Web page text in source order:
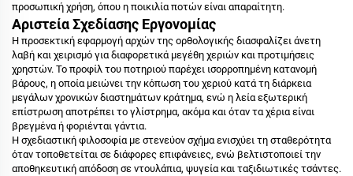
προσωπική χρήση, όπου η ποικιλία ποτών είναι απαραίτητη.
Αριστεία Σχεδίασης Εργονομίας
Η προσεκτική εφαρμογή αρχών της ορθολογικής διασφαλίζει άνετη
λαβή και χειρισμό για διαφορετικά μεγέθη χεριών και προτιμήσεις
χρηστών. Το προφίλ του ποτηριού παρέχει ισορροπημένη κατανομή
βάρους, η οποία μειώνει την κόπωση του χεριού κατά τη διάρκεια
μεγάλων χρονικών διαστημάτων κράτημα, ενώ η λεία εξωτερική
επίστρωση αποτρέπει το γλίστρημα, ακόμα και όταν τα χέρια είναι
βρεγμένα ή φοριένται γάντια.
Η σχεδιαστική φιλοσοφία με στενεύον σχήμα ενισχύει τη σταθερότητα
όταν τοποθετείται σε διάφορες επιφάνειες, ενώ βελτιστοποιεί την
αποθηκευτική απόδοση σε ντουλάπια, ψυγεία και ταξιδιωτικές τσάντες.